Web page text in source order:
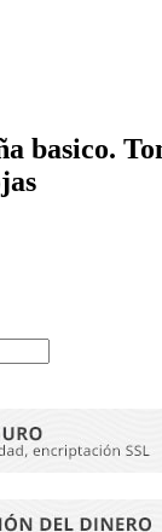
basico.